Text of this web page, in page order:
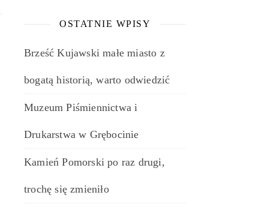
OSTATNIE WPISY
Brześć Kujawski małe miasto z
bogatą historią, warto odwiedzić
Muzeum Piśmiennictwa i
Drukarstwa w Grębocinie
Kamień Pomorski po raz drugi,
trochę się zmieniło